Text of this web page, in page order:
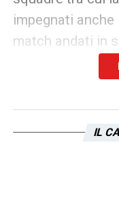
impegnati
match andati in
anche Grecia-
biancazzurri 2-0
IL